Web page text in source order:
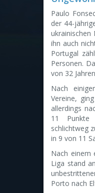
Paulo
der 44-
ukrainischen
ihn auch
Portugal
Personen.
von 32
Nach
Vereine,
allerdings
11 Punkte
schlichtweg
in 9 von 11
Nach einem
Liga stand
Porto nach